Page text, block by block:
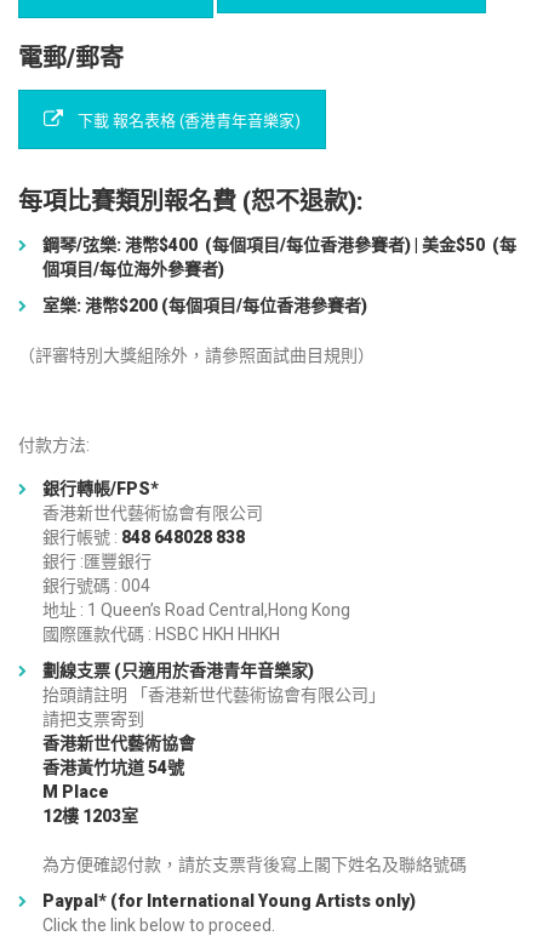
電郵/郵寄
下載 報名表格 (香港青年音樂家)
每項比賽類別報名費 (恕不退款):
鋼琴/弦樂: 港幣$400 (每個項目/每位香港參賽者) | 美金$50 (每
個項目/每位海外參賽者)
室樂: 港幣$200 (每個項目/每位香港參賽者)
（評審特別大獎組除外，請參照面試曲目規則 ）
付款方法:
銀行轉帳/FPS*
香港新世代藝術協會有限公司
銀行帳號 : 848 648028 838
銀行 :匯豐銀行
銀行號碼 : 004
地址 : 1 Queen’s Road Central,Hong Kong
國際匯款代碼 : HSBC HKH HHKH
劃線支票 (只適用於香港青年音樂家)
抬頭請註明 「香港新世代藝術協會有限公司」
請把支票寄到
香港新世代藝術協會
香港黃竹坑道 54號
M Place
12樓 1203室
為方便確認付款，請於支票背後寫上閣下姓名及聯絡號碼
Paypal* (for International Young Artists only)
Click the link below to proceed.